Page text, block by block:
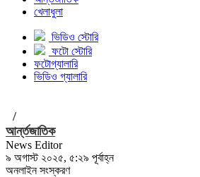
খেলাধুলা
ভিডিও স্টোরি
ফটো স্টোরি
ফটোগ্যালারি
ভিডিও গ্যালারি
/
আর্ন্তজাতিক
News Editor
৯ অগাস্ট ২০২৫, ৫:২৯ পূর্বাহ্ন
অনলাইন সংস্করণ